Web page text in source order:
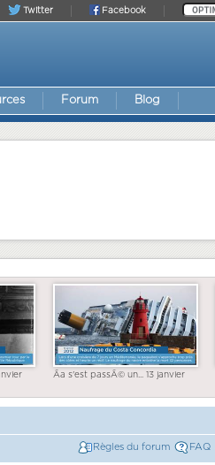
Facebook
Twitter
Forum Blog
Ãa s'est passÃ© un... 13 janvier
Règles du forum FAQ